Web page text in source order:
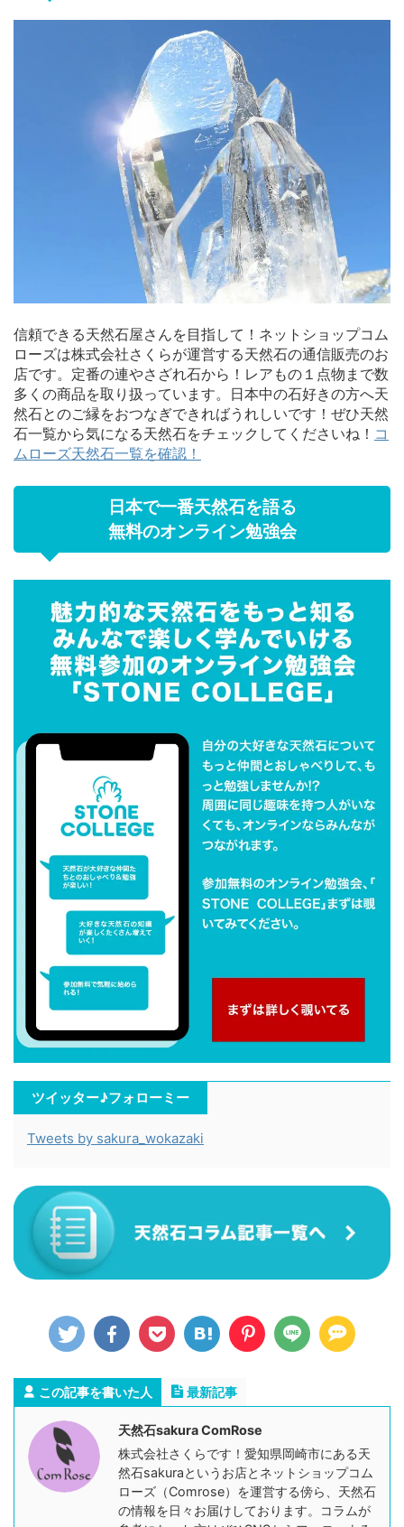
信頼できる天然石屋さんを目指して！ネットショップコム
ローズは株式会社さくらが運営する天然石の通信販売のお
店です。定番の連やさざれ石から！レアもの１点物まで数
多くの商品を取り扱っています。日本中の石好きの方へ天
然石とのご縁をおつなぎできればうれしいです！ぜひ天然
石一覧から気になる天然石をチェックしてくださいね！ コ
ムローズ天然石一覧を確認！
日本で一番天然石を語る
無料のオンライン勉強会
ツイッター♪フォローミー
Tweets by sakura_wokazaki
この記事を書いた人 最新記事
天然石sakura ComRose
株式会社さくらです！愛知県岡崎市にある天
然石sakuraというお店とネットショップコム
ローズ（Comrose）を運営する傍ら、天然石
の情報を日々お届けしております。コラムが